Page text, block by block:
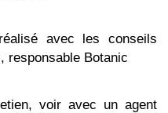
avec les conseils
responsable Botanic
voir avec un agent